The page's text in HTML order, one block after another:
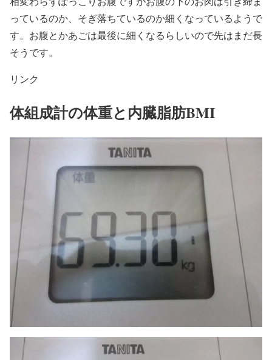
っているのか、そぎ落ちているのか細くなっているようで
す。お腹とかあごは最後に細くなるらしいので先はまだ長
そうです。
リンク
体組成計の体重と内臓脂肪BMI